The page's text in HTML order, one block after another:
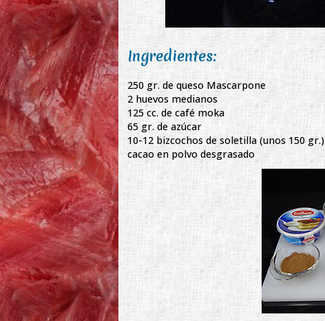
Ingredientes:
250 gr. de queso Mascarpone
2 huevos medianos
125 cc. de café moka
65 gr. de azúcar
10-12 bizcochos de soletilla (unos 150 gr.)
cacao en polvo desgrasado